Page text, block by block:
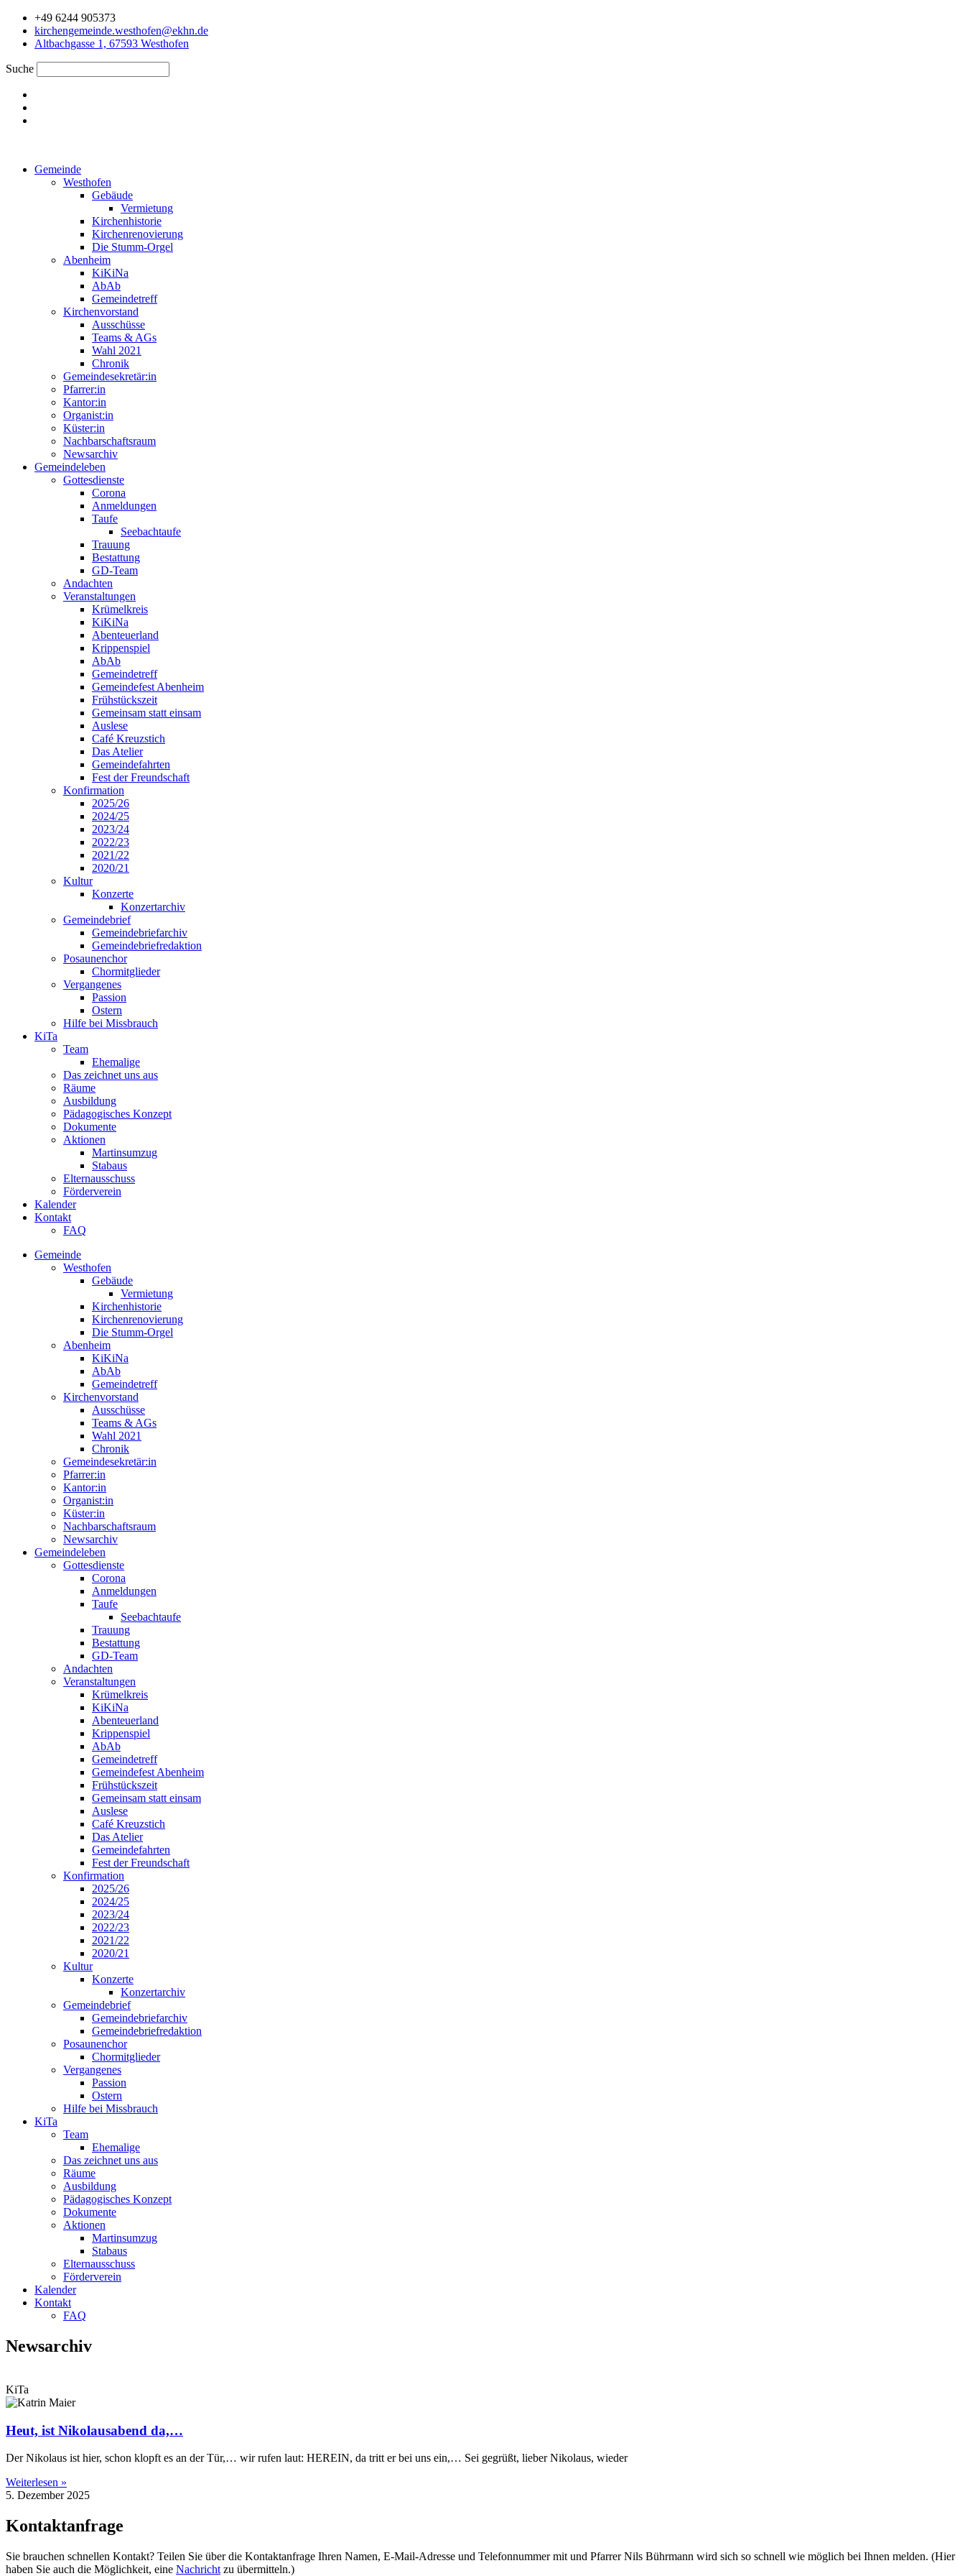
Zum
Inhalt
springen
+49 6244 905373
kirchengemeinde.westhofen@ekhn.de
Altbachgasse 1, 67593 Westhofen
Suche
Gemeinde
Westhofen
Gebäude
Vermietung
Kirchenhistorie
Kirchenrenovierung
Die Stumm-Orgel
Abenheim
KiKiNa
AbAb
Gemeindetreff
Kirchenvorstand
Ausschüsse
Teams & AGs
Wahl 2021
Chronik
Gemeindesekretär:in
Pfarrer:in
Kantor:in
Organist:in
Küster:in
Nachbarschaftsraum
Newsarchiv
Gemeindeleben
Gottesdienste
Corona
Anmeldungen
Taufe
Seebachtaufe
Trauung
Bestattung
GD-Team
Andachten
Veranstaltungen
Krümelkreis
KiKiNa
Abenteuerland
Krippenspiel
AbAb
Gemeindetreff
Gemeindefest Abenheim
Frühstückszeit
Gemeinsam statt einsam
Auslese
Café Kreuzstich
Das Atelier
Gemeindefahrten
Fest der Freundschaft
Konfirmation
2025/26
2024/25
2023/24
2022/23
2021/22
2020/21
Kultur
Konzerte
Konzertarchiv
Gemeindebrief
Gemeindebriefarchiv
Gemeindebriefredaktion
Posaunenchor
Chormitglieder
Vergangenes
Passion
Ostern
Hilfe bei Missbrauch
KiTa
Team
Ehemalige
Das zeichnet uns aus
Räume
Ausbildung
Pädagogisches Konzept
Dokumente
Aktionen
Martinsumzug
Stabaus
Elternausschuss
Förderverein
Kalender
Kontakt
FAQ
Gemeinde
Westhofen
Gebäude
Vermietung
Kirchenhistorie
Kirchenrenovierung
Die Stumm-Orgel
Abenheim
KiKiNa
AbAb
Gemeindetreff
Kirchenvorstand
Ausschüsse
Teams & AGs
Wahl 2021
Chronik
Gemeindesekretär:in
Pfarrer:in
Kantor:in
Organist:in
Küster:in
Nachbarschaftsraum
Newsarchiv
Gemeindeleben
Gottesdienste
Corona
Anmeldungen
Taufe
Seebachtaufe
Trauung
Bestattung
GD-Team
Andachten
Veranstaltungen
Krümelkreis
KiKiNa
Abenteuerland
Krippenspiel
AbAb
Gemeindetreff
Gemeindefest Abenheim
Frühstückszeit
Gemeinsam statt einsam
Auslese
Café Kreuzstich
Das Atelier
Gemeindefahrten
Fest der Freundschaft
Konfirmation
2025/26
2024/25
2023/24
2022/23
2021/22
2020/21
Kultur
Konzerte
Konzertarchiv
Gemeindebrief
Gemeindebriefarchiv
Gemeindebriefredaktion
Posaunenchor
Chormitglieder
Vergangenes
Passion
Ostern
Hilfe bei Missbrauch
KiTa
Team
Ehemalige
Das zeichnet uns aus
Räume
Ausbildung
Pädagogisches Konzept
Dokumente
Aktionen
Martinsumzug
Stabaus
Elternausschuss
Förderverein
Kalender
Kontakt
FAQ
Newsarchiv
KiTa
Heut, ist Nikolausabend da,…
Der Nikolaus ist hier, schon klopft es an der Tür,… wir rufen laut: HEREIN, da tritt er bei uns ein,… Sei gegrüßt, lieber Nikolaus, wieder
Weiterlesen »
5. Dezember 2025
Kontaktanfrage
Sie brauchen schnellen Kontakt? Teilen Sie über die Kontaktanfrage Ihren Namen, E-Mail-Adresse und Telefonnummer mit und Pfarrer Nils Bührmann wird sich so schnell wie möglich bei Ihnen melden. (Hier
haben Sie auch die Möglichkeit, eine Nachricht zu übermitteln.)